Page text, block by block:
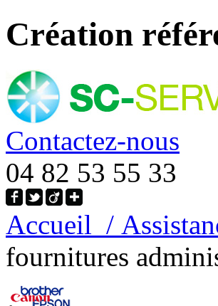
Création
Contactez-nous
04 82 53 55 33
Accueil /
fournitures